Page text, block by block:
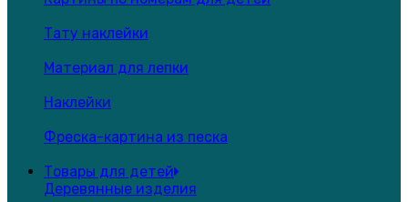
Тату наклейки
Материал для лепки
Наклейки
Фреска-картина из песка
Товары для детей
Деревянные изделия